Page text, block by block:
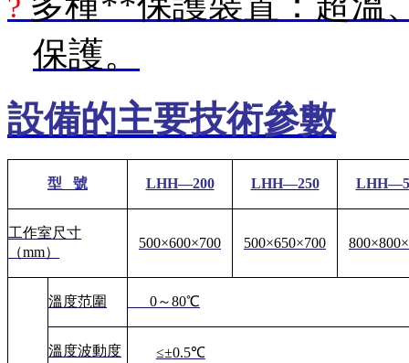
?
保護。
設備的主要技術參數
型 號 LHH—200 LHH—250
工作室尺寸
（mm）
500×600×700 500×650×700
溫度范圍 0～80℃
溫度波動度 ≤±0.5℃